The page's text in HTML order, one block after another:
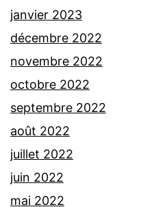
janvier 2023
décembre 2022
novembre 2022
octobre 2022
septembre 2022
août 2022
juillet 2022
juin 2022
mai 2022